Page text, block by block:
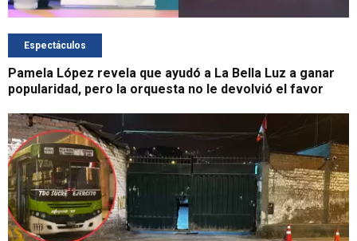
Espectáculos
Pamela López revela que ayudó a La Bella Luz a ganar
popularidad, pero la orquesta no le devolvió el favor